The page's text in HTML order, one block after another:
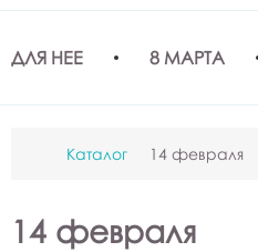
ДЛЯ НЕЕ 8 МАРТА
Каталог 14 февраля
14 февраля